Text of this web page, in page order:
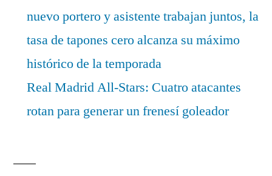
nuevo portero y asistente trabajan juntos, la
tasa de tapones cero alcanza su máximo
histórico de la temporada
Real Madrid All-Stars: Cuatro atacantes
rotan para generar un frenesí goleador